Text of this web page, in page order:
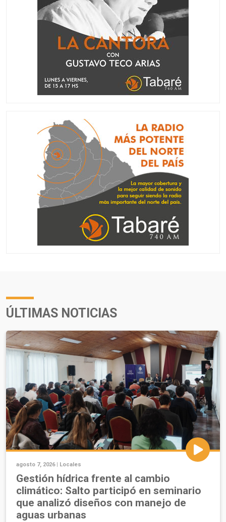
ÚLTIMAS NOTICIAS
agosto 7, 2026 | Locales
Gestión hídrica frente al cambio
climático: Salto participó en seminario
que analizó diseños con manejo de
aguas urbanas